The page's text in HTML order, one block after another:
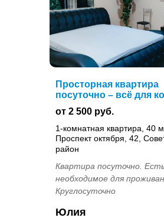
Просторная квартира
посуточно – всё для
от 2 500 руб.
1-комнатная квартира, 40 м
Проспект октября, 42,
район
Квартира посуточно.
необходимое для
Круглосуточно
Юлия